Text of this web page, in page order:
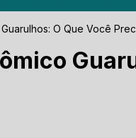
O Que Você